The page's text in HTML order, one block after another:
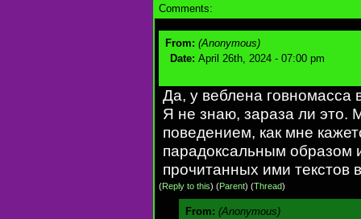
Comments:
From: (Anonymous)
Date: April 26th, 2024 - 07:00 pm
Да, у веблена говномасса
Я не знаю, зараза ли это.
поведением, как мне
парадоксальным образом
прочитанных ими текстов
(Reply to this) (Parent) (Thread)
From: (Anonymous)